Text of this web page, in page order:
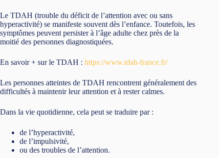
Le TDAH (trouble du déficit de l’attention avec ou sans
hyperactivité) se manifeste souvent dès l’enfance. Toutefois, les
symptômes peuvent persister à l’âge adulte chez près de la
moitié des personnes diagnostiquées.
En savoir + sur le TDAH : https://www.tdah-france.fr/
Les personnes atteintes de TDAH rencontrent généralement des
difficultés à maintenir leur attention et à rester calmes.
Dans la vie quotidienne, cela peut se traduire par :
de l’hyperactivité,
de l’impulsivité,
ou des troubles de l’attention.